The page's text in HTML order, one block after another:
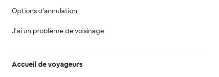
Options d'annulation
J'ai un problème de voisinage
Accueil de voyageurs